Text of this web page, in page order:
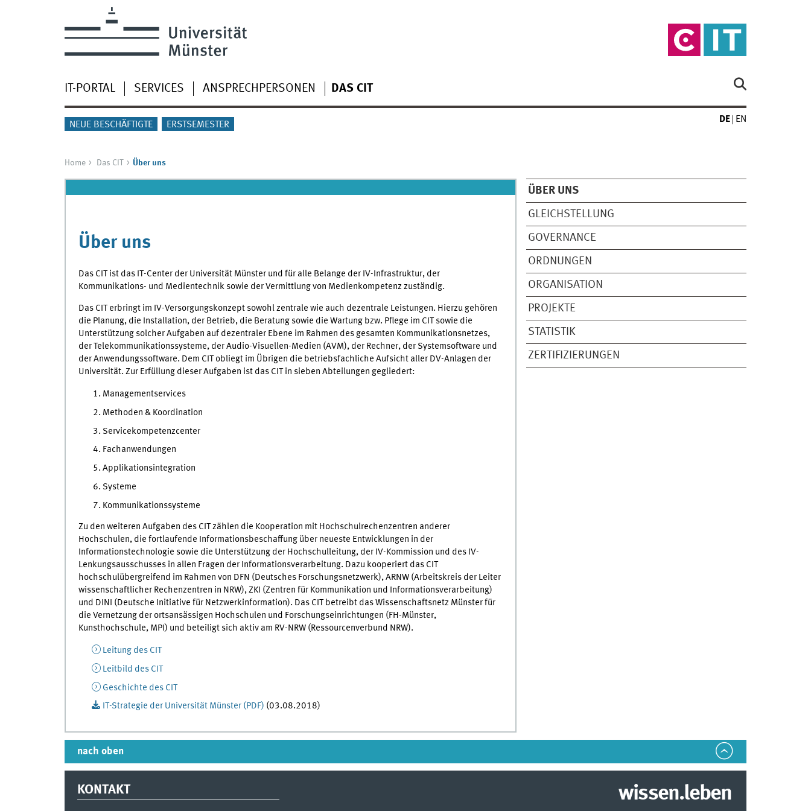
IT-PORTAL SERVICES ANSPRECHPERSONEN DAS CIT
NEUE BESCHÄFTIGTE ERSTSEMESTER
DE EN
Home Das CIT Über uns
ÜBER UNS
GLEICHSTELLUNG
GOVERNANCE
ORDNUNGEN
ORGANISATION
PROJEKTE
STATISTIK
ZERTIFIZIERUNGEN
Über uns
Das CIT ist das IT-Center der Universität Münster und für alle Belange der IV-Infrastruktur, der
Kommunikations- und Medientechnik sowie der Vermittlung von Medienkompetenz zuständig.
Das CIT erbringt im IV-Versorgungskonzept sowohl zentrale wie auch dezentrale Leistungen. Hierzu gehören
die Planung, die Installation, der Betrieb, die Beratung sowie die Wartung bzw. Pflege im CIT sowie die
Unterstützung solcher Aufgaben auf dezentraler Ebene im Rahmen des gesamten Kommunikationsnetzes,
der Telekommunikationssysteme, der Audio-Visuellen-Medien (AVM), der Rechner, der Systemsoftware und
der Anwendungssoftware. Dem CIT obliegt im Übrigen die betriebsfachliche Aufsicht aller DV-Anlagen der
Universität. Zur Erfüllung dieser Aufgaben ist das CIT in sieben Abteilungen gegliedert:
Managementservices
Methoden & Koordination
Servicekompetenzcenter
Fachanwendungen
Applikationsintegration
Systeme
Kommunikationssysteme
Zu den weiteren Aufgaben des CIT zählen die Kooperation mit Hochschulrechenzentren anderer
Hochschulen, die fortlaufende Informationsbeschaffung über neueste Entwicklungen in der
Informationstechnologie sowie die Unterstützung der Hochschulleitung, der IV-Kommission und des IV-
Lenkungsausschusses in allen Fragen der Informationsverarbeitung. Dazu kooperiert das CIT
hochschulübergreifend im Rahmen von DFN (Deutsches Forschungsnetzwerk), ARNW (Arbeitskreis der Leiter
wissenschaftlicher Rechenzentren in NRW), ZKI (Zentren für Kommunikation und Informationsverarbeitung)
und DINI (Deutsche Initiative für Netzwerkinformation). Das CIT betreibt das Wissenschaftsnetz Münster für
die Vernetzung der ortsansässigen Hochschulen und Forschungseinrichtungen (FH-Münster,
Kunsthochschule, MPI) und beteiligt sich aktiv am RV-NRW (Ressourcenverbund NRW).
Leitung des CIT
Leitbild des CIT
Geschichte des CIT
IT-Strategie der Universität Münster (PDF) (03.08.2018)
nach oben
KONTAKT wissen.leben